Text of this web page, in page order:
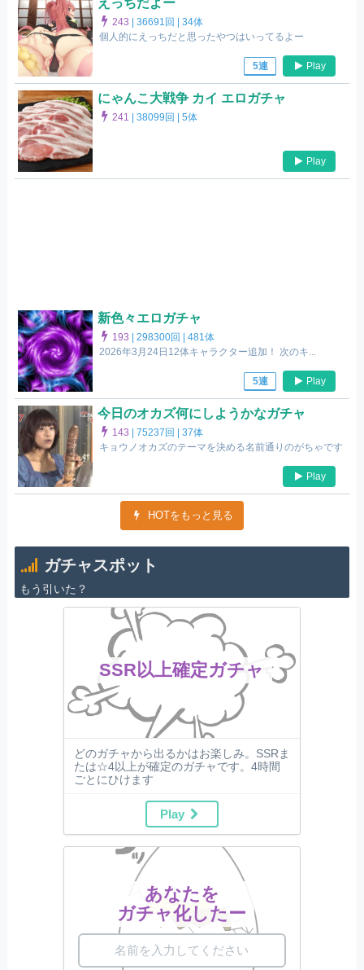
えっちだよー
243 |36691回 |34体
個人的にえっちだと思ったやつはいってるよー
5連 Play
にゃんこ大戦争 カイ エロガチャ
241 |38099回 |5体
Play
新色々エロガチャ
193 |298300回 |481体
2026年3月24日12体キャラクター追加！ 次のキ...
5連 Play
今日のオカズ何にしようかなガチャ
143 |75237回 |37体
キョウノオカズのテーマを決める名前通りのがちゃです
Play
HOTをもっと見る
ガチャスポット
もう引いた？
SSR以上確定ガチャ
どのガチャから出るかはお楽しみ。SSRま
たは☆4以上が確定のガチャです。4時間
ごとにひけます
Play
あなたを
ガチャ化したー